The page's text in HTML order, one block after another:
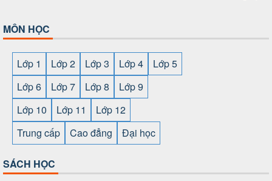
MÔN HỌC
Lớp 1 Lớp 2 Lớp 3 Lớp 4
Lớp 5
Lớp 6
Lớp 7 Lớp 8
Lớp 9
Lớp 10
Lớp 11
Lớp 12
Trung cấp
Cao đẳng Đại học
SÁCH HỌC